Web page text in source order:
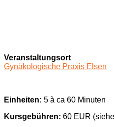
Veranstaltungsort
Gynäkologische Praxis Elsen
Einheiten: 5 à ca 60 Minuten
Kursgebühren: 60 EUR (siehe